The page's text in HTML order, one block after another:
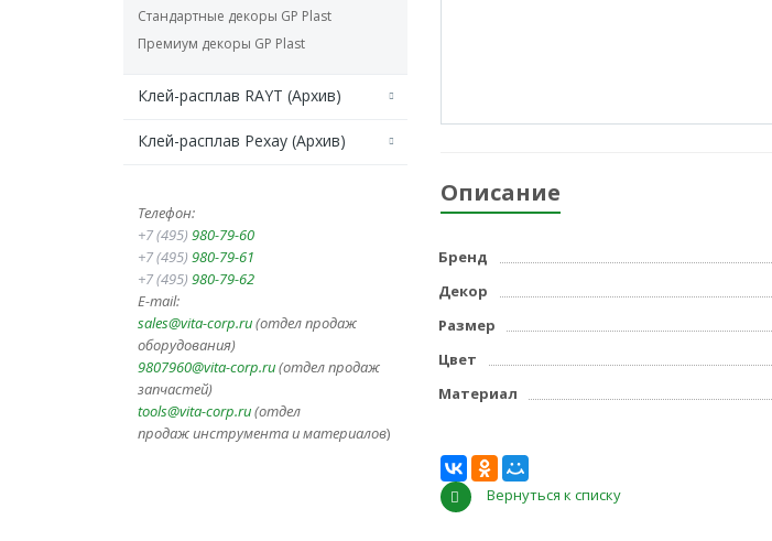
Стандартные декоры GP Plast
Премиум декоры GP Plast
Клей-расплав RAYT (Архив)
Клей-расплав Рехау (Архив)
Телефон:
+7 (495) 980-79-60
+7 (495) 980-79-61
+7 (495) 980-79-62
E-mail:
sales@vita-corp.ru(отдел продаж
оборудования)
9807960@vita-corp.ru(отдел продаж
запчастей)
tools@vita-corp.ru(отдел
продаж инструмента иматериалов)
Описание
Бренд
Декор
Размер
Цвет
Материал
Вернуться к списку